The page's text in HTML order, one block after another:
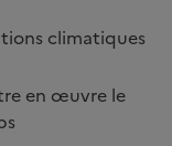
climatiques
en œuvre le